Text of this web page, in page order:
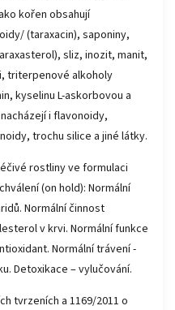
kořen obsahují
(taraxacin), saponiny,
sliz, inozit, manit,
triterpenové alkoholy
kyselinu L-askorbovou a
i flavonoidy,
trochu silice a jiné látky.
rostliny ve formulaci
(on hold): Normální
Normální činnost
v krvi. Normální funkce
Normální trávení -
Detoxikace – vylučování.
tvrzeních a 1169/2011 o